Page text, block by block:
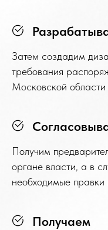
Затем создадим
требования
Московской
Получим
органе власти, а в
необходимые
Получаем